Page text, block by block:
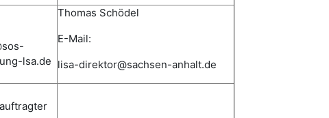
lsa.de
Thomas Schödel
E-Mail:
lisa-direktor@sachsen-anhalt.de